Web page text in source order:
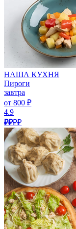
НАША КУХНЯ
Пироги
завтра
от 800 ₽
4.9
₽₽₽₽